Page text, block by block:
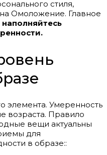
стиля,
Омоложение. Главное
элемента. Умеренность
возраста. Правило
вещи актуальны
для
в образе::